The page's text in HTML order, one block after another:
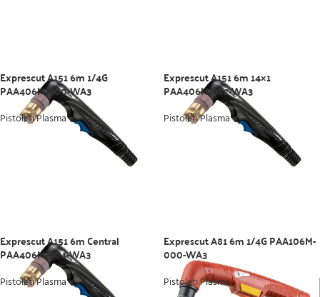
Exprescut A151 6m 1/4G
PAA406M-000-WA3
Pistoleti Plasma
Exprescut A151 6m 14×1
PAA406M-082-WA3
Pistoleti Plasma
Exprescut A151 6m Central
PAA406M-004-WA3
Pistoleti Plasma
Exprescut A81 6m 1/4G PAA106M-
000-WA3
Pistoleti Plasma